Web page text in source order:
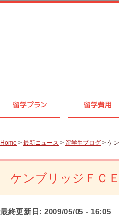
留学プラン 留学費用
Home > 最新ニュース > 留学生ブログ > ケ
ケンブリッジＦＣ
最終更新日: 2009/05/05 - 16:05